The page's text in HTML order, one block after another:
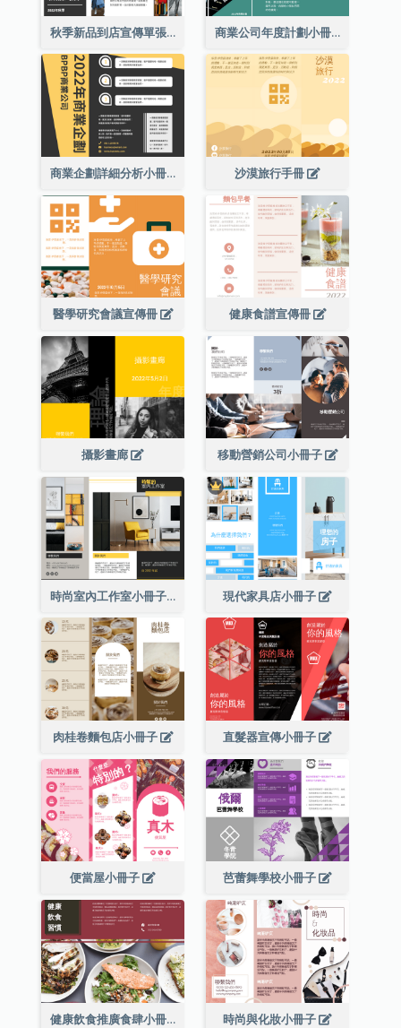
秋季新品到店宣傳單張(附圖) 商業公司年度計劃小冊子
商業企劃詳細分析小冊子 沙漠旅行手冊
醫學研究會議宣傳冊 健康食譜宣傳冊
攝影畫廊 移動營銷公司小冊子
時尚室內工作室小冊子 現代家具店小冊子
肉桂卷麵包店小冊子 直髮器宣傳小冊子
便當屋小冊子 芭蕾舞學校小冊子
健康飲食推廣食肆小冊子 時尚與化妝小冊子